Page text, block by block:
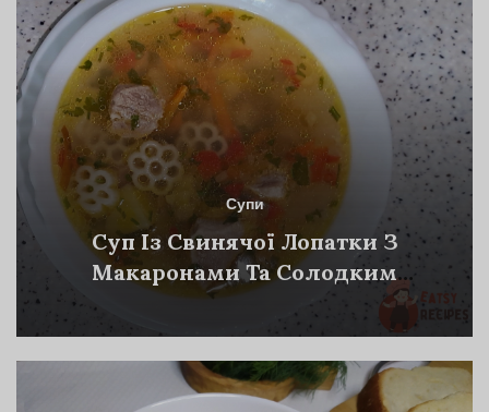
Супи
Суп Із Свинячої Лопатки З
Макаронами Та Солодким
Перцем